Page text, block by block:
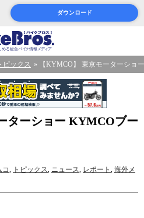
ダウンロード
ピックス 【KYMCO】 東京モーターショ
ターショー KYMCOブー
コ, トピックス, ニュース, レポート , 海外メ